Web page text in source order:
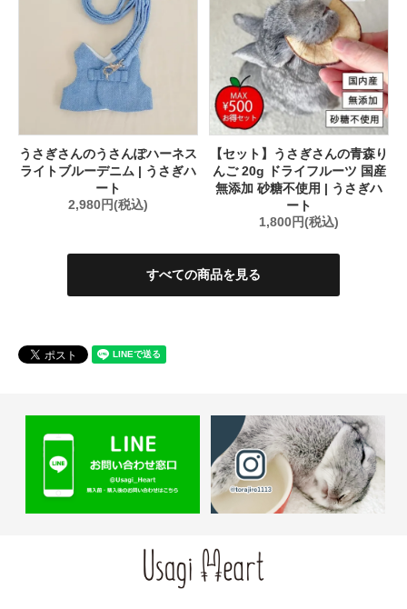
うさぎさんのうさんぽハーネス
ライトブルーデニム | うさぎハ
ート
2,980円(税込)
【セット】うさぎさんの青森り
んご 20g ドライフルーツ 国産
無添加 砂糖不使用 | うさぎハ
ート
1,800円(税込)
すべての商品を見る